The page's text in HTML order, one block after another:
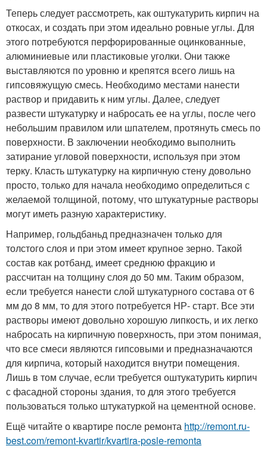
Теперь следует рассмотреть, как оштукатурить кирпич на
откосах, и создать при этом идеально ровные углы. Для
этого потребуются перфорированные оцинкованные,
алюминиевые или пластиковые уголки. Они также
выставляются по уровню и крепятся всего лишь на
гипсовяжущую смесь. Необходимо местами нанести
раствор и придавить к ним углы. Далее, следует
развести штукатурку и набросать ее на углы, после чего
небольшим правилом или шпателем, протянуть смесь по
поверхности. В заключении необходимо выполнить
затирание угловой поверхности, используя при этом
терку. Класть штукатурку на кирпичную стену довольно
просто, только для начала необходимо определиться с
желаемой толщиной, потому, что штукатурные растворы
могут иметь разную характеристику.
Например, гольдбаньд предназначен только для
толстого слоя и при этом имеет крупное зерно. Такой
состав как ротбанд, имеет среднюю фракцию и
рассчитан на толщину слоя до 50 мм. Таким образом,
если требуется нанести слой штукатурного состава от 6
мм до 8 мм, то для этого потребуется НР- старт. Все эти
растворы имеют довольно хорошую липкость, и их легко
набросать на кирпичную поверхность, при этом понимая,
что все смеси являются гипсовыми и предназначаются
для кирпича, который находится внутри помещения.
Лишь в том случае, если требуется оштукатурить кирпич
с фасадной стороны здания, то для этого требуется
пользоваться только штукатуркой на цементной основе.
Ещё читайте о квартире после ремонта http://remont.ru-
best.com/remont-kvartir/kvartira-posle-remonta